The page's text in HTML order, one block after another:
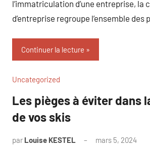
l’immatriculation d’une entreprise, la
d’entreprise regroupe l’ensemble
Continuer la lecture
Uncategorized
Les pièges à éviter dans
de vos skis
par Louise KESTEL mars 5, 2024